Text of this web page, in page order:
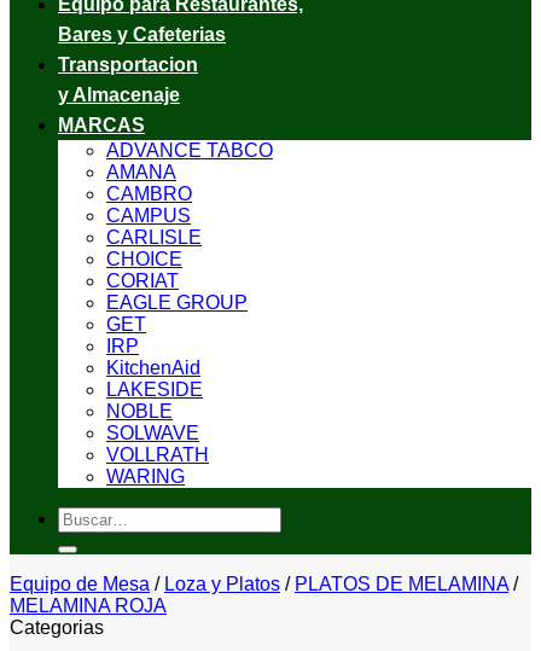
Equipo para Restaurantes,
Bares y Cafeterias
Transportacion
y Almacenaje
MARCAS
ADVANCE TABCO
AMANA
CAMBRO
CAMPUS
CARLISLE
CHOICE
CORIAT
EAGLE GROUP
GET
IRP
KitchenAid
LAKESIDE
NOBLE
SOLWAVE
VOLLRATH
WARING
Buscar
por:
Equipo de Mesa / Loza y Platos / PLATOS DE MELAMINA /
MELAMINA ROJA
Categorias